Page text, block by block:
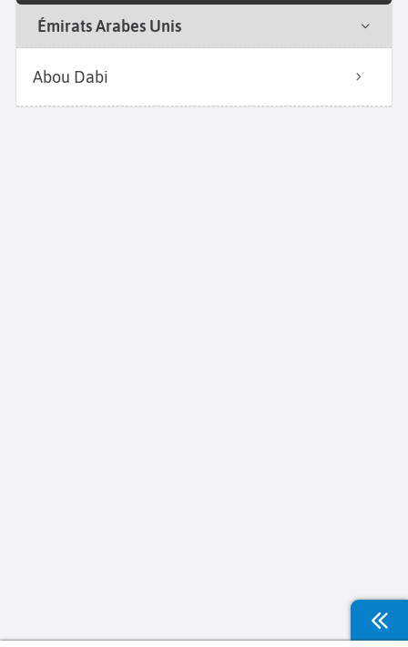
Émirats Arabes Unis
Abou Dabi